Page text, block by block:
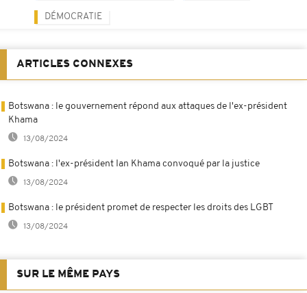
DÉMOCRATIE
ARTICLES CONNEXES
Botswana : le gouvernement répond aux attaques de l'ex-président
Khama
13/08/2024
Botswana : l'ex-président Ian Khama convoqué par la justice
13/08/2024
Botswana : le président promet de respecter les droits des LGBT
13/08/2024
SUR LE MÊME PAYS